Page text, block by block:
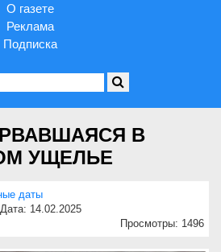
О газете
Реклама
Подписка
В
УЩЕЛЬЕ
даты
Дата: 14.02.2025
Просмотры: 1496